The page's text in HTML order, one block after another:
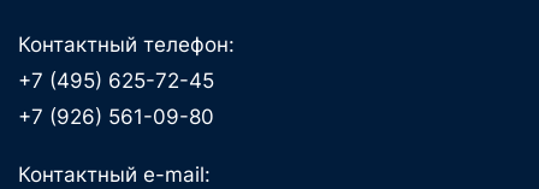
Контактный телефон:
+7 (495) 625-72-45
+7 (926) 561-09-80
Контактный e-mail: